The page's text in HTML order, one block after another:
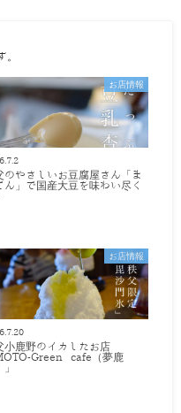
お店情報
のやさしいお豆腐屋さん「ま
ん」で国産大豆を味わい尽く
お店情報
小鹿野のイカしたお店
Green cafe（夢鹿